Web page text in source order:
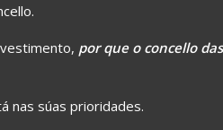
por que o concello
nas súas prioridades.